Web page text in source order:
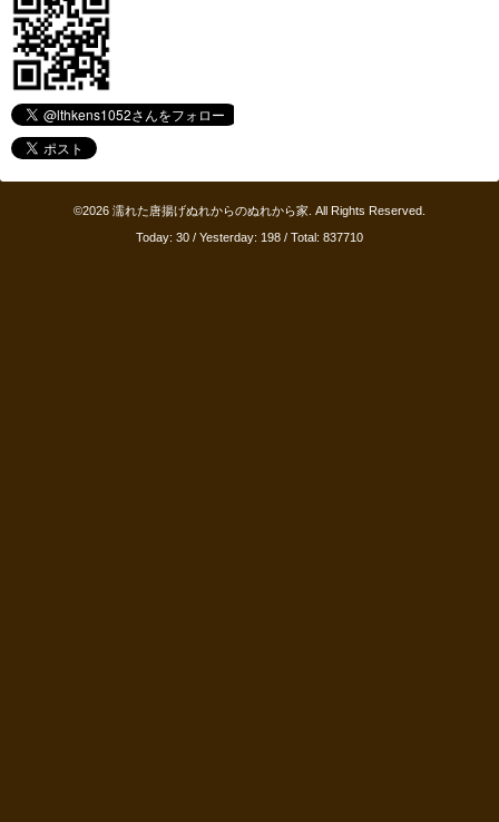
©2026 濡れた唐揚げぬれからのぬれから家 . All Rights Reserved.
Today: 30 / Yesterday: 198 / Total: 837710